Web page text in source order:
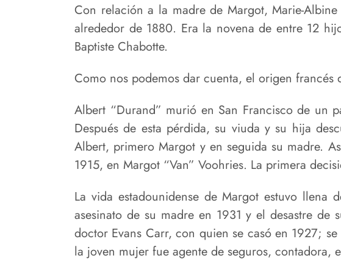
Con relación a la madre de Margot, Marie-
alrededor de 1880. Era la novena de entre 12
Baptiste Chabotte.
Como nos podemos dar cuenta, el origen francés
Albert “Durand” murió en San Francisco de un
Después de esta pérdida, su viuda y su hija
Albert, primero Margot y en seguida su madre.
1915, en Margot “Van” Voohries. La primera
La vida estadounidense de Margot estuvo
asesinato de su madre en 1931 y el desastre
doctor Evans Carr, con quien se casó en 1927;
la joven mujer fue agente de seguros,